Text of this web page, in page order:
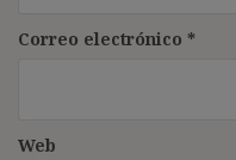
Correo electrónico *
Web